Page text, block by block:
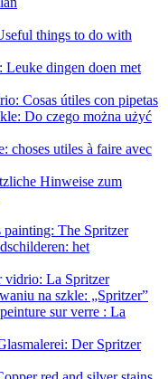
things to do with
dingen doen met
Cosas útiles con pipetas
Do czego można użyć
choses utiles à faire avec
Hinweise zum
painting: The Spritzer
het
vidrio: La Spritzer
na szkle: „Spritzer”
sur verre : La
Der Spritzer